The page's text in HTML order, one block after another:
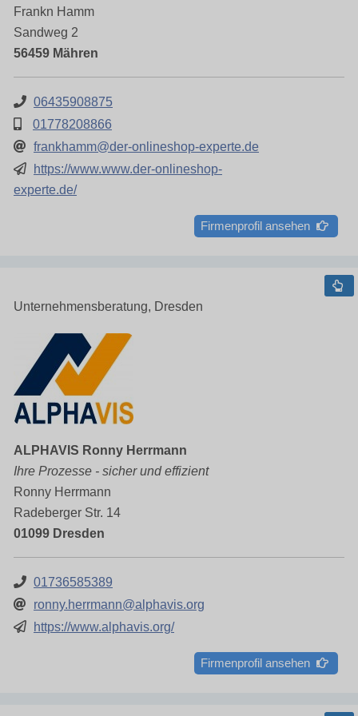
Frankn Hamm
Sandweg 2
56459 Mähren
06435908875
01778208866
frankhamm@der-onlineshop-experte.de
https://www.www.der-onlineshop-
experte.de/
Firmenprofil ansehen
Unternehmensberatung, Dresden
ALPHAVIS Ronny Herrmann
Ihre Prozesse - sicher und effizient
Ronny Herrmann
Radeberger Str. 14
01099 Dresden
01736585389
ronny.herrmann@alphavis.org
https://www.alphavis.org/
Firmenprofil ansehen